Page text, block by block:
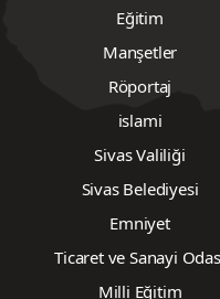
Eğitim
Manşetler
Röportaj
islami
Sivas Valiliği
Sivas Belediyesi
Emniyet
Ticaret ve Sanayi
Milli Eğitim